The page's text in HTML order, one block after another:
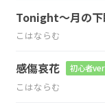
Tonight～月の下
こはならむ
感傷哀花 初心者ver
こはならむ